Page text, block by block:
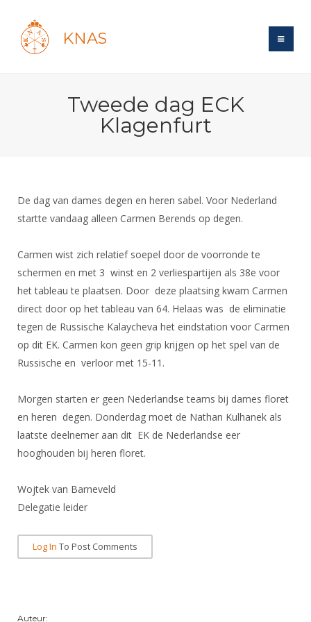
KNAS
Forums
Evenement
Gebruiksvoorwaarden
Handleiding
Tarieven
Ledencijfers
Sponsors en Partners
Organisatie
Bestuur
Ereleden
Leden van Verdiensten
Vacatures
Bondsbureau
Contact
Medewerkers
Samenwerking
Recreatiesport
Lichtzwaardschermen
Wedstrijdsport
Ranglijsten
Inschrijven
Materiaal
Schermpaspoort
Rolstoelschermen
Wedstrijdkalender
NK's
Veteranenwedstrijden
Wat is topsport
Nieuws
NK's
Oranje
DBT
FBT
SBT
Atletencommissie
Internationale aanmeldingen
Informatie
Spreekbeurtpakket
Jeugdkampen
Brassardsysteem
Nieuws
Nationale opleidingen
Internationale opleidingen
Leraar
Voor scheidsrechters
Nieuws
Forums
Schermforum
Nieuws
Contact
NK organiseren
Tweede dag ECK
Klagenfurt
De dag van dames degen en heren sabel. Voor Nederland
startte vandaag alleen Carmen Berends op degen.
Carmen wist zich relatief soepel door de voorronde te
schermen en met 3 winst en 2 verliespartijen als 38e voor
het tableau te plaatsen. Door deze plaatsing kwam Carmen
direct door op het tableau van 64. Helaas was de eliminatie
tegen de Russische Kalaycheva het eindstation voor Carmen
op dit EK. Carmen kon geen grip krijgen op het spel van de
Russische en verloor met 15-11.
Morgen starten er geen Nederlandse teams bij dames floret
en heren degen. Donderdag moet de Nathan Kulhanek als
laatste deelnemer aan dit EK de Nederlandse eer
hooghouden bij heren floret.
Wojtek van Barneveld
Delegatie leider
Log In To Post Comments
Auteur: